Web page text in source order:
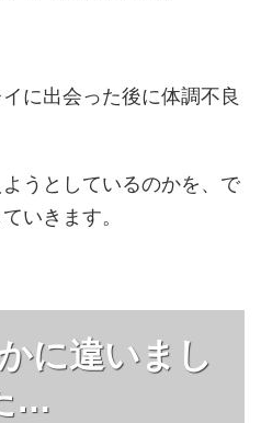
に出会った後に体調不良
うとしているのかを、で
いきます。
に違いまし
…